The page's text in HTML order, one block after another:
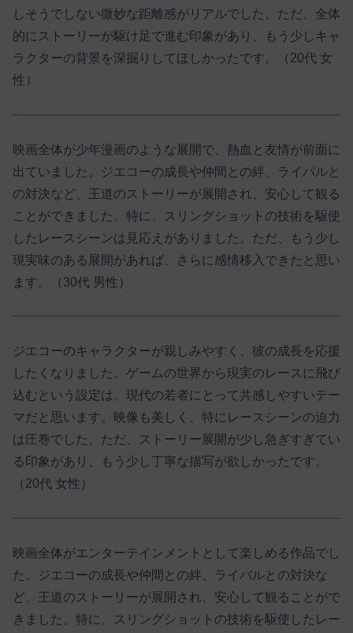
しそうでしない微妙な距離感がリアルでした。​ただ、全体
的にストーリーが駆け足で進む印象があり、もう少しキャ
ラクターの背景を深掘りしてほしかったです。（20代 女
性）​
映画全体が少年漫画のような展開で、熱血と友情が前面に
出ていました。​ジエコーの成長や仲間との絆、ライバルと
の対決など、王道のストーリーが展開され、安心して観る
ことができました。​特に、スリングショットの技術を駆使
したレースシーンは見応えがありました。​ただ、もう少し
現実味のある展開があれば、さらに感情移入できたと思い
ます。（30代 男性）​
ジエコーのキャラクターが親しみやすく、彼の成長を応援
したくなりました。​ゲームの世界から現実のレースに飛び
込むという設定は、現代の若者にとって共感しやすいテー
マだと思います。​映像も美しく、特にレースシーンの迫力
は圧巻でした。​ただ、ストーリー展開が少し急ぎすぎてい
る印象があり、もう少し丁寧な描写が欲しかったです。
（20代 女性）​
映画全体がエンターテインメントとして楽しめる作品でし
た。​ジエコーの成長や仲間との絆、ライバルとの対決な
ど、王道のストーリーが展開され、安心して観ることがで
きました。​特に、スリングショットの技術を駆使したレー